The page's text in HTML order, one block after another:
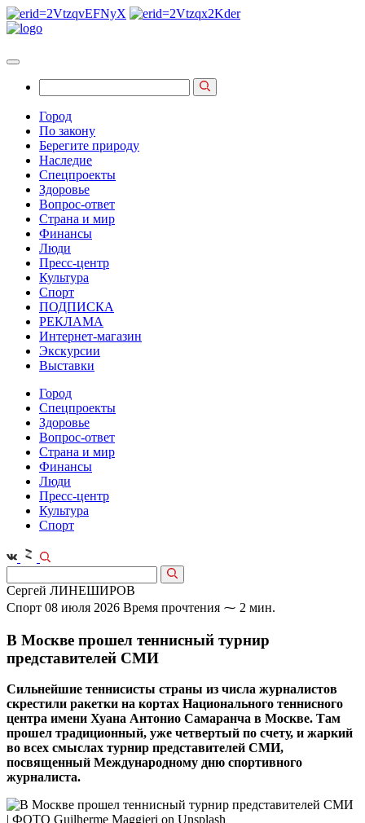
Город
По закону
Берегите природу
Наследие
Спецпроекты
Здоровье
Вопрос-ответ
Страна и мир
Финансы
Люди
Пресс-центр
Культура
Спорт
ПОДПИСКА
РЕКЛАМА
Интернет-магазин
Экскурсии
Выставки
Город
Спецпроекты
Здоровье
Вопрос-ответ
Страна и мир
Финансы
Люди
Пресс-центр
Культура
Спорт
Сергей ЛИНЕШИРОВ
Спорт 08 июля 2026 Время прочтения ⁓ 2 мин.
В Москве прошел теннисный турнир
представителей СМИ
Сильнейшие теннисисты страны из числа журналистов
скрестили ракетки на кортах Национального теннисного
центра имени Хуана Антонио Самаранча в Москве. Там
прошел традиционный, уже четвертый по счету, и жаркий
во всех смыслах турнир представителей СМИ,
посвященный Международному дню спортивного
журналиста.